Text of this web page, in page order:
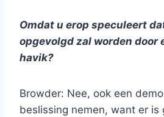
Omdat u erop speculeert
opgevolgd zal worden door
havik?
Browder: Nee, ook een
beslissing nemen, want er is